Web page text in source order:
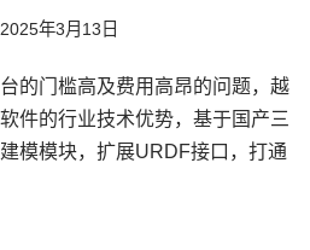
2025年3月13日
的门槛高及费用高昂的问题，越
件的行业技术优势，基于国产三
模模块，扩展URDF接口，打通